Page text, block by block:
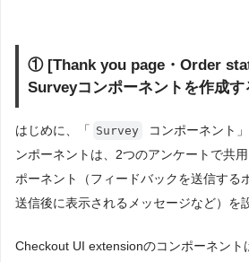
① [Thank you page・Order
Surveyコンポーネントを作成す
はじめに、「 Survey
コンポーネント
ンポーネントは、2つのアンケートで共
ポーネント（フィードバックを送信する
送信後に表示されるメッセージなど）を
Checkout UI extensionのコンポーネント